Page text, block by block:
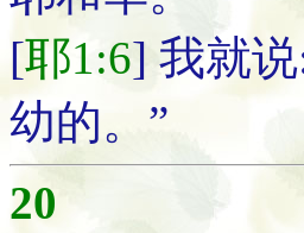
[耶1:6] 我就
幼的。”
20